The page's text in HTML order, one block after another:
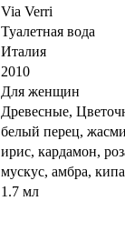
Via Verri
Туалетная вода
Италия
2010
Для женщин
Древесные,
белый перец,
ирис, кардамон,
мускус, амбра,
1.7 мл